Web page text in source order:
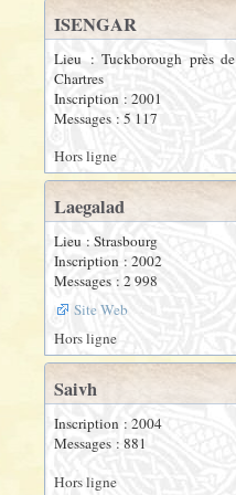
ISENGAR
Lieu : Tuckborough près de
Chartres
Inscription : 2001
Messages : 5 117
Hors ligne
Laegalad
Lieu : Strasbourg
Inscription : 2002
Messages : 2 998
Site Web
Hors ligne
Saivh
Inscription : 2004
Messages : 881
Hors ligne